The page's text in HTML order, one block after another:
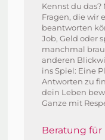
Kennst du
Fragen, die wir
beantworten
Job, Geld oder
manchmal
anderen
ins Spiel: Eine
Antworten zu
dein Leben
Ganze mit
Beratung für